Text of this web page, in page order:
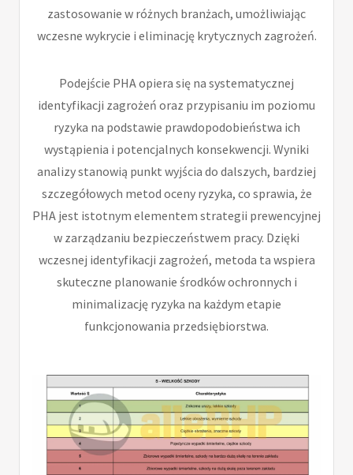
zastosowanie w różnych branżach, umożliwiając
wczesne wykrycie i eliminację krytycznych zagrożeń.
Podejście PHA opiera się na systematycznej
identyfikacji zagrożeń oraz przypisaniu im poziomu
ryzyka na podstawie prawdopodobieństwa ich
wystąpienia i potencjalnych konsekwencji. Wyniki
analizy stanowią punkt wyjścia do dalszych, bardziej
szczegółowych metod oceny ryzyka, co sprawia, że
PHA jest istotnym elementem strategii prewencyjnej
w zarządzaniu bezpieczeństwem pracy. Dzięki
wczesnej identyfikacji zagrożeń, metoda ta wspiera
skuteczne planowanie środków ochronnych i
minimalizację ryzyka na każdym etapie
funkcjonowania przedsiębiorstwa.